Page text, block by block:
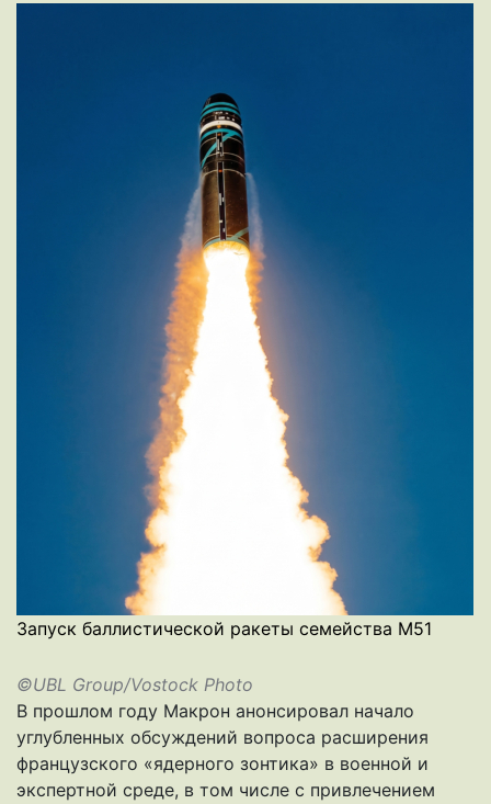
Запуск баллистической ракеты семейства M51
©UBL Group/Vostock Photo
В прошлом году Макрон анонсировал начало
углубленных обсуждений вопроса расширения
французского «ядерного зонтика» в военной и
экспертной среде, в том числе с привлечением